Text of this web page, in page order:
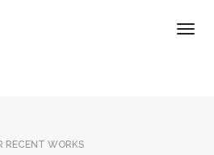
RECENT WORKS